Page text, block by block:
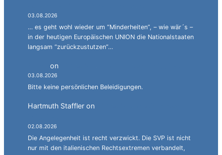
03.08.2026
… es geht wohl wieder um “Minderheiten”, – wie wär´s –
in der heutigen Europäischen UNION die Nationalstaaten
langsam “zurückzustutzen”…
on
03.08.2026
Bitte keine persönlichen Beleidigungen.
Hartmuth Staffler on
02.08.2026
Die Angelegenheit ist recht verzwickt. Die SVP ist nicht
nur mit den italienischen Rechtsextremen verbandelt,